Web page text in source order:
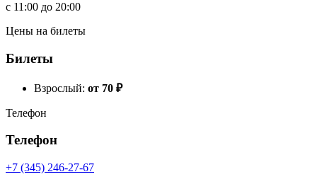
c 11:00 до 20:00
Цены на билеты
Билеты
Взрослый: от 70 ₽
Телефон
Телефон
+7 (345) 246-27-67